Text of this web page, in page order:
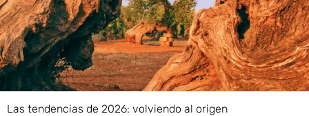
Las tendencias de 2026: volviendo al origen